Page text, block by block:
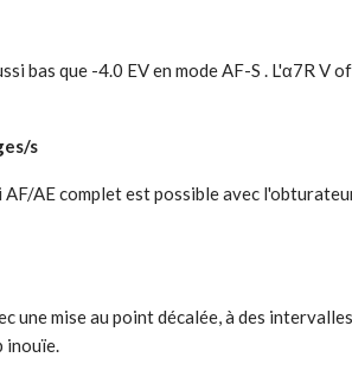
bas que -4.0 EV en mode AF-S . L'α7R
s
AE complet est possible avec
une mise au point décalée, à des
inouïe.